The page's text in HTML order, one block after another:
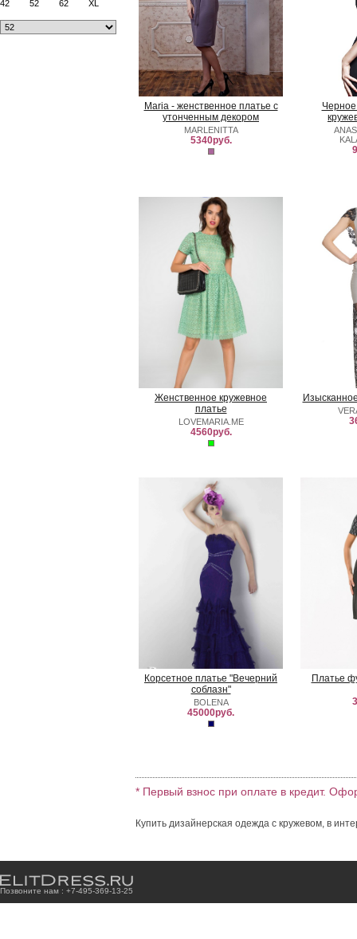
42
52 62 XL
Maria - женственное платье с
утонченным декором
MARLENITTA
5340руб.
Женственное кружевное
платье
LOVEMARIA.ME
4560руб.
Корсетное платье "Вечерний
соблазн"
BOLENA
45000руб.
Платье
* Первый взнос при оплате в кредит.
Купить дизайнерская одежда с кружевом, в
Позвоните нам : +7-495-369-13-25